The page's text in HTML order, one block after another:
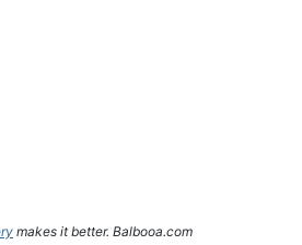
makes it better. Balbooa.com